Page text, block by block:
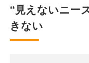
“見えないニー
きない